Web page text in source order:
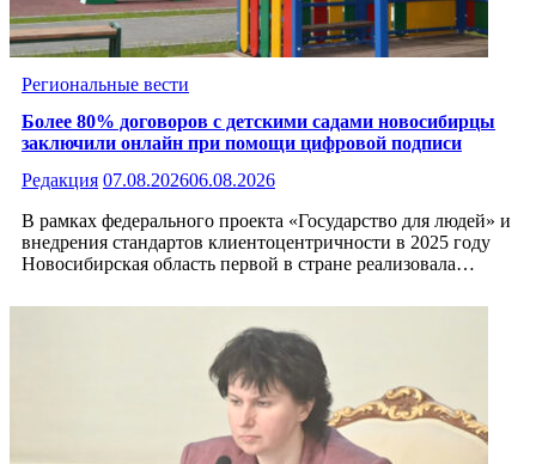
Региональные вести
Более 80% договоров с детскими садами новосибирцы
заключили онлайн при помощи цифровой подписи
Редакция 07.08.202606.08.2026
В рамках федерального проекта «Государство для людей» и
внедрения стандартов клиентоцентричности в 2025 году
Новосибирская область первой в стране реализовала…